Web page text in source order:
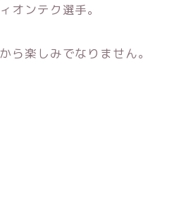
オンテク選手。
ら楽しみでなりません。